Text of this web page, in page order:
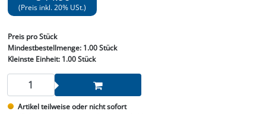
(Preis inkl. 20% USt.)
Preis pro Stück
Mindestbestellmenge: 1.00 Stück
Kleinste Einheit:1.00 Stück
Artikel teilweise oder nicht sofort